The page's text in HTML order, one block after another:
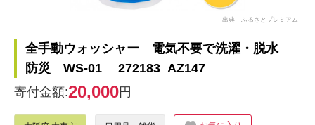
出典：ふるさとプレミアム
全手動ウォッシャー 電気不要で洗濯・脱水
防災 WS-01 272183_AZ147
寄付金額:20,000円